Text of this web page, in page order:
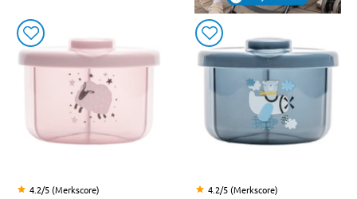
4.2/5 (Merkscore) 4.2/5 (Merkscore)